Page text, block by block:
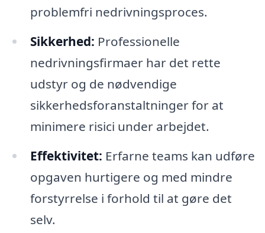
problemfri nedrivningsproces.
Sikkerhed: Professionelle
nedrivningsfirmaer har det rette
udstyr og de nødvendige
sikkerhedsforanstaltninger for at
minimere risici under arbejdet.
Effektivitet: Erfarne teams kan udføre
opgaven hurtigere og med mindre
forstyrrelse i forhold til at gøre det
selv.